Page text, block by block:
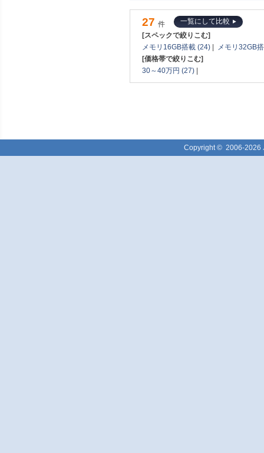
27 件
一覧にして比較
[スペックで絞りこむ]
メモリ16GB搭載 (24)
メモリ32GB
[価格帯で絞りこむ]
30～40万円 (27)
Copyright © 2006-2026